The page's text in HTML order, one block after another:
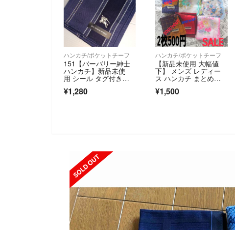
ハンカチ/ポケットチーフ
151【バーバリー紳士
ハンカチ】新品未使
用 シール タグ付きホ
¥1,280
ハンカチ/ポケットチーフ
【新品未使用 大幅値
下】 メンズ レディー
ス ハンカチ まとめ売
¥1,500